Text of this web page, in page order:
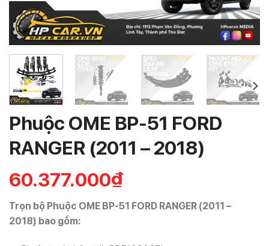
Phuộc OME BP-51 FORD
RANGER (2011 – 2018)
60.377.000₫
Trọn bộ Phuộc OME BP-51 FORD RANGER (2011 –
2018) bao gồm: